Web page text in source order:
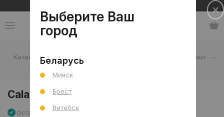
Каталог - Керамогранит
-
Calacatta 119,8x119,8 R
Остаток 2.87 м2 Артикул: 0000022518
Выберите Ваш
город
Беларусь
Минск
Брест
Витебск